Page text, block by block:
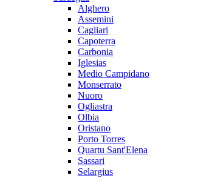
Alghero
Assemini
Cagliari
Capoterra
Carbonia
Iglesias
Medio Campidano
Monserrato
Nuoro
Ogliastra
Olbia
Oristano
Porto Torres
Quartu Sant'Elena
Sassari
Selargius